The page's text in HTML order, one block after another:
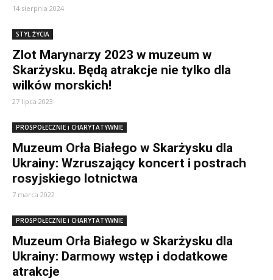
14 sierpnia 2024
STYL ŻYCIA
Zlot Marynarzy 2023 w muzeum w
Skarżysku. Będą atrakcje nie tylko dla
wilków morskich!
27 lipca 2023
PROSPOŁECZNIE i CHARYTATYWNIE
Muzeum Orła Białego w Skarżysku dla
Ukrainy: Wzruszający koncert i postrach
rosyjskiego lotnictwa
7 marca 2022
PROSPOŁECZNIE i CHARYTATYWNIE
Muzeum Orła Białego w Skarżysku dla
Ukrainy: Darmowy wstęp i dodatkowe
atrakcje